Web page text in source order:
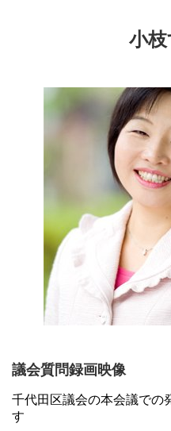
小
議会質問録画映像
千代田区議会の本会議での
す